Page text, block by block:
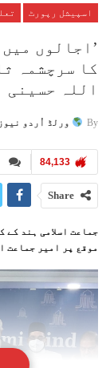
اسپیشل رپورٹ
’اجالوں
کا سرچشمہ
اللہ حسینی
By ورلڈ اُردو نیوز
84,133
Share
جماعت اسلامی ہند کے
موقع پر امیر جماعت